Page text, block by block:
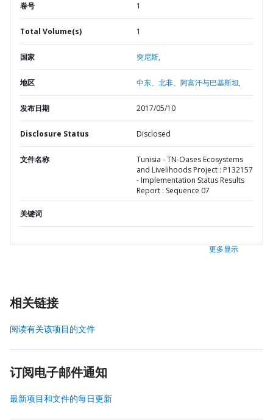
卷号 1
Total Volume(s) 1
国家 突尼斯,
地区 中东、北非、阿富汗与巴基斯坦,
发布日期 2017/05/10
Disclosure Status Disclosed
文件名称
Tunisia - TN-Oases Ecosystems
and Livelihoods Project : P132157
- Implementation Status Results
Report : Sequence 07
关键词
更多显示
相关链接
阅读有关该项目的文件
订阅电子邮件通知
最新项目和文件的每日更新